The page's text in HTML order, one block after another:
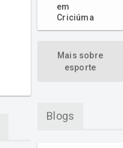
em
Criciúma
Mais sobre
esporte
Blogs